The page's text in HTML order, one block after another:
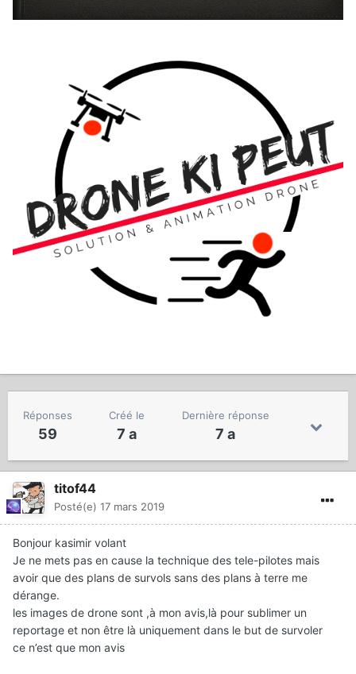
Réponses
59
Créé le
7 a
Dernière réponse
7 a
titof44
Posté(e) 17 mars 2019
Bonjour kasimir volant
Je ne mets pas en cause la technique des tele-pilotes mais
avoir que des plans de survols sans des plans à terre me
dérange.
les images de drone sont ,à mon avis,là pour sublimer un
reportage et non être là uniquement dans le but de survoler
ce n’est que mon avis